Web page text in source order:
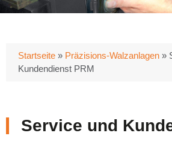
Startseite » Präzisions-Walzanlagen »
Kundendienst PRM
Service und